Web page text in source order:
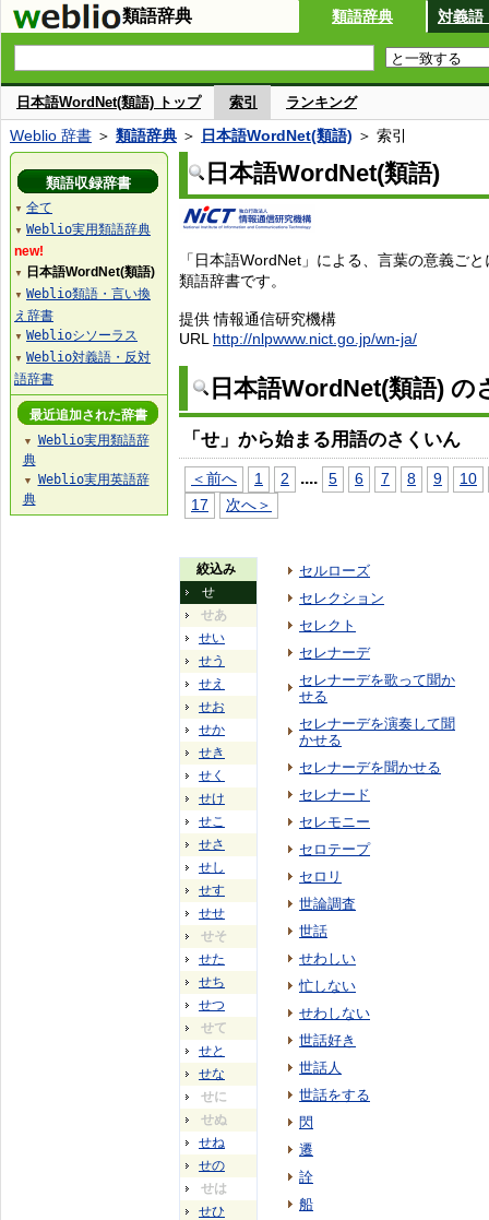
類語辞典 類語辞典 対義語
日本語WordNet(類語) トップ 索引 ランキング
Weblio 辞書 ＞ 類語辞典 ＞ 日本語WordNet(類語) ＞ 索引
日本語WordNet(類語)
「日本語WordNet」による、言葉の意義ご
類語辞書です。
提供 情報通信研究機構
URL http://nlpwww.nict.go.jp/wn-ja/
日本語WordNet(類語) の
「せ」から始まる用語のさくいん
＜前へ 1 2 .... 5 6 7 8 9
10
17
次へ＞
絞込み
せ
せあ
せい
せう
せえ
せお
せか
せき
せく
せけ
せこ
せさ
せし
せす
せせ
せそ
せた
せち
せつ
せて
せと
せな
せに
せぬ
せね
せの
せは
せひ
セルローズ
セレクション
セレクト
セレナーデ
セレナーデを歌って聞か
せる
セレナーデを演奏して聞
かせる
セレナーデを聞かせる
セレナード
セレモニー
セロテープ
セロリ
世論調査
世話
せわしい
忙しない
せわしない
世話好き
世話人
世話をする
閃
遷
詮
船
類語収録辞書
▼ 全て
▼ Weblio実用類語辞典
new!
▼ 日本語WordNet(類語)
▼ Weblio類語・言い換
え辞書
▼ Weblioシソーラス
▼ Weblio対義語・反対
語辞書
最近追加された辞書
▼
Weblio実用類語辞
典
▼
Weblio実用英語辞
典